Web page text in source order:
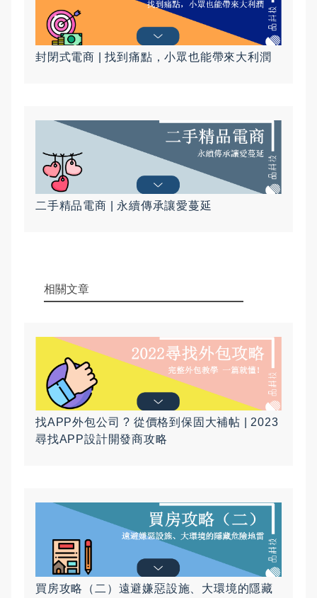
封閉式電商 | 找到痛點，小眾也能帶來大利潤
二手精品電商 | 永續傳承讓愛蔓延
相關文章
找APP外包公司 ? 從價格到保固大補帖 | 2023
尋找APP設計開發商攻略
買房攻略（二）遠避嫌惡設施、大環境的隱藏